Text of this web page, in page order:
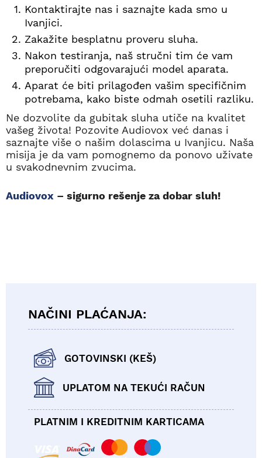
Kontaktirajte nas i saznajte kada smo u
Ivanjici.
Zakažite besplatnu proveru sluha.
Nakon testiranja, naš stručni tim će vam
preporučiti odgovarajući model aparata.
Aparat će biti prilagođen vašim specifičnim
potrebama, kako biste odmah osetili razliku.
Ne dozvolite da gubitak sluha utiče na kvalitet
vašeg života! Pozovite Audiovox već danas i
saznajte više o našim dolascima u Ivanjicu. Naša
misija je da vam pomognemo da ponovo uživate
u svakodnevnim zvucima.
Audiovox – sigurno rešenje za dobar sluh!
NAČINI PLAĆANJA:
GOTOVINSKI (KEŠ)
UPLATOM NA TEKUĆI RAČUN
PLATNIM I KREDITNIM KARTICAMA